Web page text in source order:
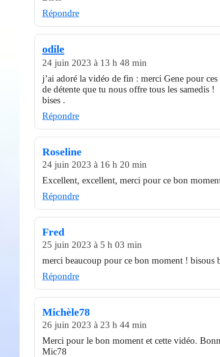
Répondre
odile
24 juin 2023 à 13 h 48 min
j’ai adoré la vidéo de fin : merci Gene pour
de détente que tu nous offre tous les samedis !
bises .
Répondre
Roseline
24 juin 2023 à 16 h 20 min
Excellent, excellent, merci pour ce bon
Répondre
Fred
25 juin 2023 à 5 h 03 min
merci beaucoup pour ce bon moment ! bisous
Répondre
Michèle78
26 juin 2023 à 23 h 44 min
Merci pour le bon moment et cette vidéo.
Mic78